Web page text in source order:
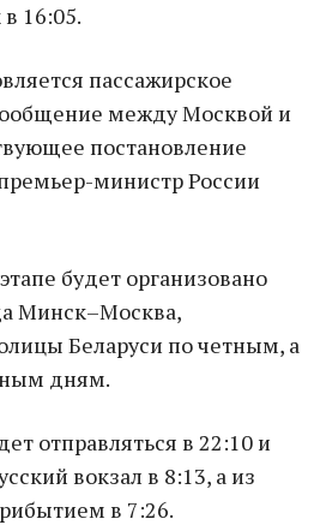
16:05.
пассажирское
между Москвой и
постановление
министр России
будет организовано
Минск–Москва,
Беларуси по четным, а
дням.
отправляться в 22:10 и
вокзал в 8:13, а из
в 7:26.